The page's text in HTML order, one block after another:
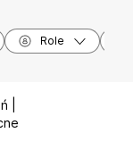
Role
|